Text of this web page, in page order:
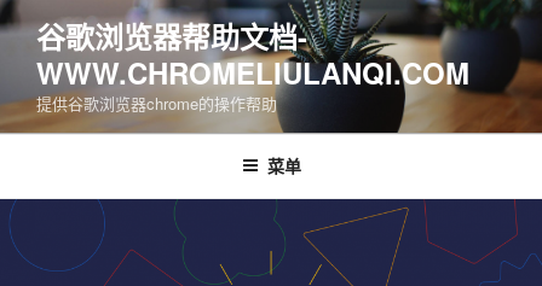
跳
容
谷歌浏览器帮助文档-
WWW.CHROMELIULANQI.COM
提供谷歌浏览器chrome的操作帮助
菜单